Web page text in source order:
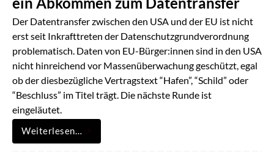
Der Datentransfer zwischen den USA und der EU ist nicht
erst seit Inkrafttreten der Datenschutzgrundverordnung
problematisch. Daten von EU-Bürger:innen sind in den USA
nicht hinreichend vor Massenüberwachung geschützt, egal
ob der diesbezügliche Vertragstext “Hafen”, “Schild” oder
“Beschluss” im Titel trägt. Die nächste Runde ist
eingeläutet.
Weiterlesen…